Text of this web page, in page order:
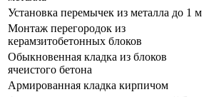
Установка перемычек из металла до 1 м
Монтаж перегородок из
керамзитобетонных блоков
Обыкновенная кладка из блоков
ячеистого бетона
Армированная кладка кирпичом